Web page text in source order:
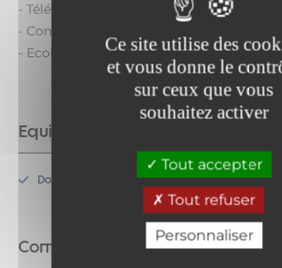
Ce site utilise des
et vous donne le
sur ceux que vous
souhaitez activer
Tout accepter
Tout refuser
Personnaliser
- Télécabine d'Arrondaz : 300 mètres
- Commerces / Centre station : 300 mètres
- Ecoles de ski : 300 mètres
Equipements
Douche
Commodités